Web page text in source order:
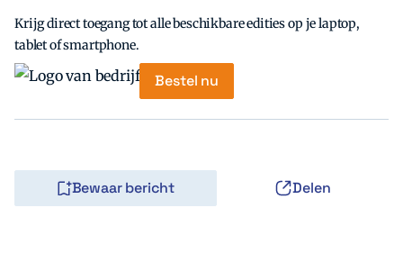
Krijg direct toegang tot alle beschikbare edities op je laptop,
tablet of smartphone.
Bestel nu
Bewaar bericht Delen